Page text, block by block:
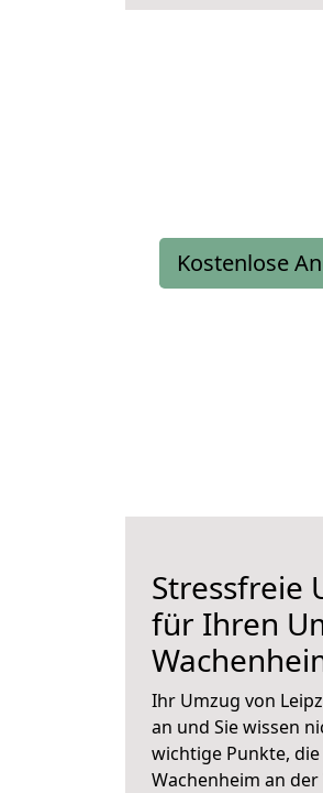
Kostenlose
Stressfreie
für Ihren
Ihr Umzug von
an und Sie wissen
wichtige Punkte,
Wachenheim an